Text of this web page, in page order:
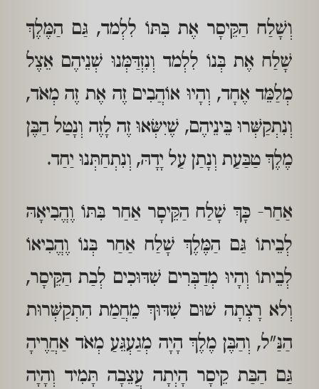
וְשָׁלַח הַקֵּיסָר אֶת בִּתּוֹ לִלְמד, גַּם הַמֶּלֶךְ
שָׁלַח אֶת בְּנוֹ לִלְמד וְנִזְדַּמְּנוּ שְׁנֵיהֶם אֵצֶל
מְלַמֵּד אֶחָד, וְהָיוּ אוֹהֲבִים זֶה אֶת זֶה מְאֹד,
וְנִתְקַשְּׁרוּ בֵּינֵיהֶם, שֶׁיִשְּׂאוּ זֶה לָזֶה וְנָטַל הַבֶּן
מֶלֶךְ טַבַּעַת וְנָתַן עַל יָדָהּ, וְנִתְחַתְּנוּ יַחַד.
אַחַר- כָּךְ שָׁלַח הַקֵּיסָר אַחַר בִּתּוֹ וֶהֱבִיאָהּ
לְבֵיתוֹ גַּם הַמֶּלֶךְ שָׁלַח אַחַר בְּנוֹ וֶהֱבִיאוֹ
לְבֵיתוֹ וְהָיוּ מְדַבְּרִים שִׁדּוּכִים לְבַת הַקֵּיסָר,
וְלא רָצְתָה שׁוּם שִׁדּוּךְ מֵחֲמַת הִתְקַשְּׁרוּת
הַנַּ"ל, וְהַבֶּן מֶלֶךְ הָיָה מְגַעְגֵּעַ מְאֹד אַחֲרֶיהָ
גַּם הַבַּת קֵיסָר הָיְתָה עֲצֵבָה תָּמִיד וְהָיָה